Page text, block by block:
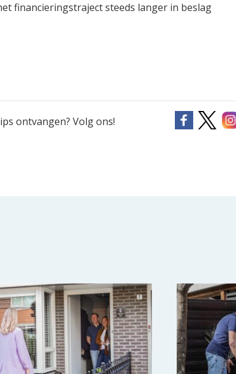
financieringstraject steeds langer in beslag
ontvangen? Volg ons!